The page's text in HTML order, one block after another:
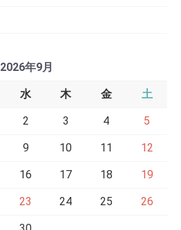
2026年9月
水 木 金 土
2 3 4 5
9 10 11 12
16 17 18 19
23 24 25 26